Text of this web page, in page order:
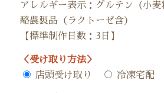
アレルギー表示：グルテン（小麦
酪農製品（ラクトーゼ含）
【標準制作日数：3日】
＜受け取り方法＞
店頭受け取り
冷凍宅配